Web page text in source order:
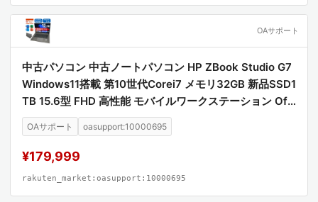
OAサポート
中古パソコン 中古ノートパソコン HP ZBook Studio G7
Windows11搭載 第10世代Corei7 メモリ32GB 新品SSD1
TB 15.6型 FHD 高性能 モバイルワークステーション Offi
ce2021付き【送料無料】
OAサポート oasupport:10000695
¥179,999
rakuten_market:oasupport:10000695